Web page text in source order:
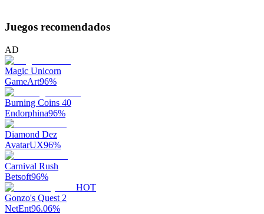
Juegos recomendados
AD
Magic Unicorn
GameArt96%
Burning Coins 40
Endorphina96%
Diamond Dez
AvatarUX96%
Carnival Rush
Betsoft96%
HOT
Gonzo's Quest 2
NetEnt96.06%